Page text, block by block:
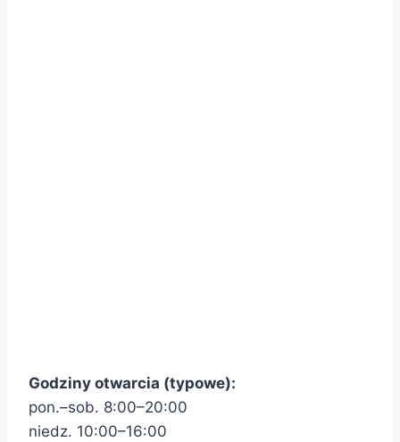
Godziny otwarcia (typowe):
pon.–sob. 8:00–20:00
niedz. 10:00–16:00